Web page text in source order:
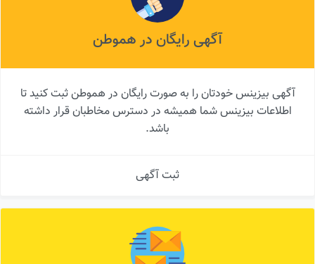
آگهی رایگان در هموطن
آگهی بیزینس خودتان را به صورت رایگان در هموطن ثبت کنید تا
اطلاعات بیزینس شما همیشه در دسترس مخاطبان قرار داشته
باشد.
ثبت آگهی